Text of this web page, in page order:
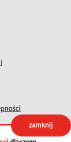
zamknij
Projekt: IntraCOM.pl